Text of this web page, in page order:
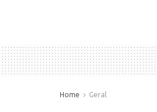
Home Geral